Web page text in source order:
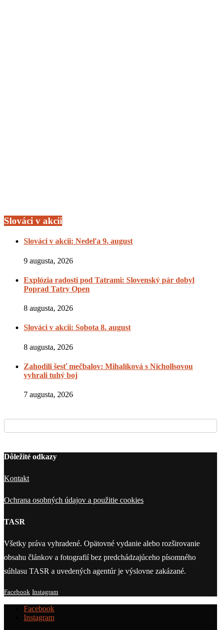
Slováci v akcii
Slováci v akcii: Nedeľa 9. august
9 augusta, 2026
Explózia radosti pod Tatrami: Slovenský pár dobyl
Poprad Tatry Open
8 augusta, 2026
Slováci v akcii: Sobota 8. august
8 augusta, 2026
Zahodili šesť mečbalov: Mihalíková s Nichollsovou
vyhrali tuhý boj
7 augusta, 2026
Dôležité odkazy
Kontakt
Ochrana osobných údajov a použitie cookies
TASR
Všetky práva vyhradené. Opätovné vydanie alebo rozširovanie
obsahu článkov a fotografií bez predchádzajúceho písomného
súhlasu TASR a uvedených agentúr je výslovne zakázané.
Facebook Instagram
Facebook
Instagram